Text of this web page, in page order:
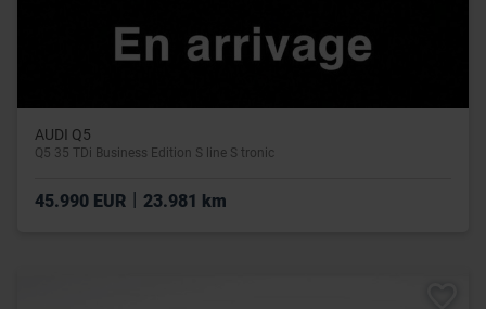
AUDI Q5
Q5 35 TDi Business Edition S line S tronic
45.990 EUR | 23.981 km